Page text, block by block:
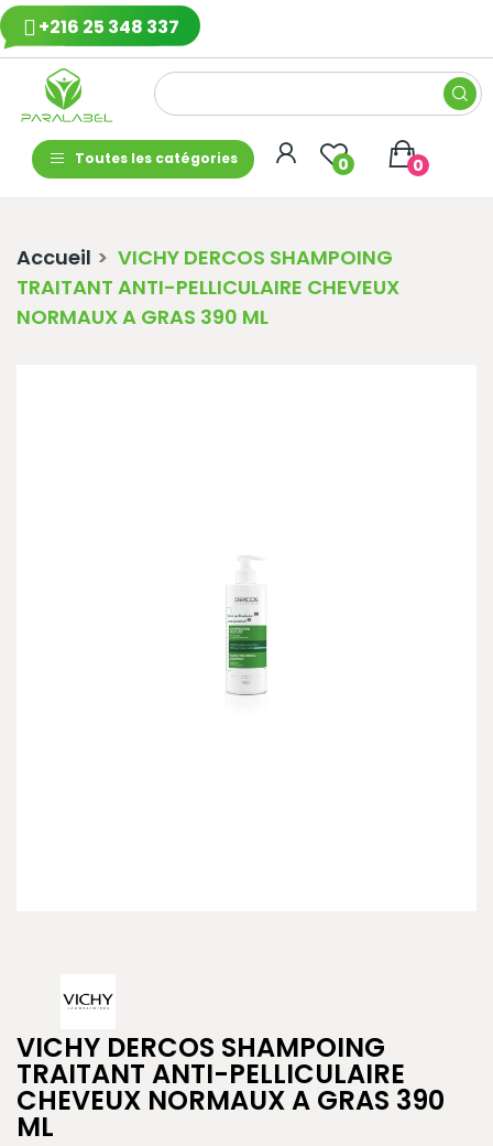
+216 25 348 337
Toutes les catégories 0 0
Accueil
VICHY DERCOS SHAMPOING
TRAITANT ANTI-PELLICULAIRE CHEVEUX
NORMAUX A GRAS 390 ML
VICHY DERCOS SHAMPOING
TRAITANT ANTI-PELLICULAIRE
CHEVEUX NORMAUX A GRAS 390
ML